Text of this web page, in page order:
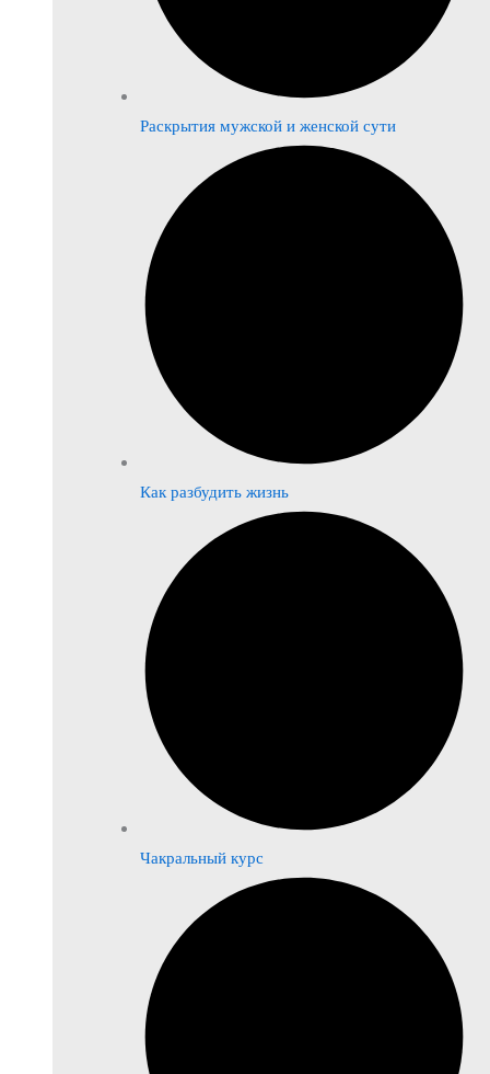
Раскрытия мужской и женской сути
Как разбудить жизнь
Чакральный курс